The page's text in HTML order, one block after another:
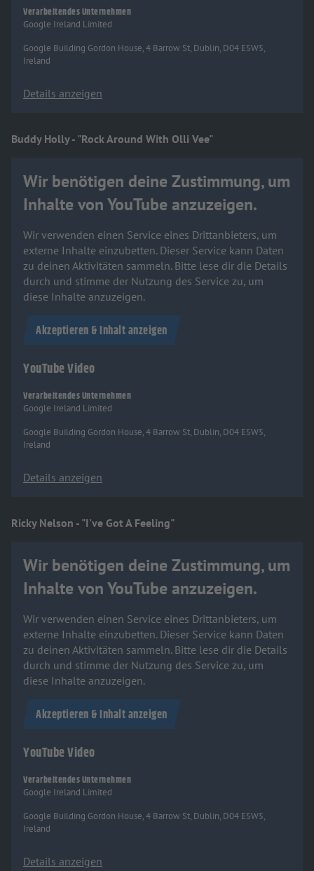
Verarbeitendes Unternehmen
Google Ireland Limited
Google Building Gordon House, 4 Barrow St, Dublin, D04 E5W5,
Ireland
Details anzeigen
Buddy Holly - "Rock Around With Olli Vee"
Wir benötigen deine Zustimmung, um
Inhalte von YouTube anzuzeigen.
Wir verwenden einen Service eines Drittanbieters, um
externe Inhalte einzubetten. Dieser Service kann Daten
zu deinen Aktivitäten sammeln. Bitte lese dir die Details
durch und stimme der Nutzung des Service zu, um
diese Inhalte anzuzeigen.
Akzeptieren & Inhalt anzeigen
YouTube Video
Verarbeitendes Unternehmen
Google Ireland Limited
Google Building Gordon House, 4 Barrow St, Dublin, D04 E5W5,
Ireland
Details anzeigen
Ricky Nelson - "I've Got A Feeling"
Wir benötigen deine Zustimmung, um
Inhalte von YouTube anzuzeigen.
Wir verwenden einen Service eines Drittanbieters, um
externe Inhalte einzubetten. Dieser Service kann Daten
zu deinen Aktivitäten sammeln. Bitte lese dir die Details
durch und stimme der Nutzung des Service zu, um
diese Inhalte anzuzeigen.
Akzeptieren & Inhalt anzeigen
YouTube Video
Verarbeitendes Unternehmen
Google Ireland Limited
Google Building Gordon House, 4 Barrow St, Dublin, D04 E5W5,
Ireland
Details anzeigen